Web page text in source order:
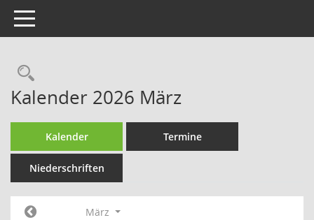
Toggle navigation
Rechercheauswahl
Kalender 2026 März
Kalender Termine
Niederschriften
März